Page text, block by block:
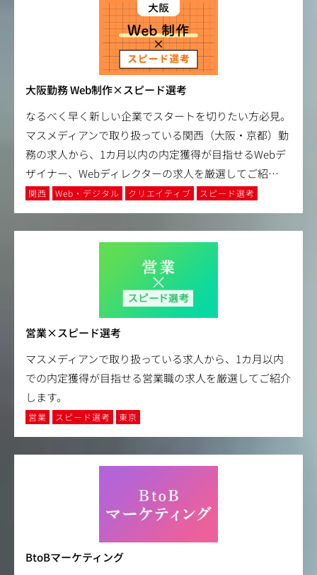
大阪勤務 Web制作×スピード選考
なるべく早く新しい企業でスタートを切りたい方必見。
マスメディアンで取り扱っている関西（大阪・京都）勤
務の求人から、1カ月以内の内定獲得が目指せるWebデ
ザイナー、Webディレクターの求人を厳選してご紹…
関西 Web・デジタル クリエイティブ スピード選考
営業×スピード選考
マスメディアンで取り扱っている求人から、1カ月以内
での内定獲得が目指せる営業職の求人を厳選してご紹介
します。
営業 スピード選考 東京
BtoBマーケティング